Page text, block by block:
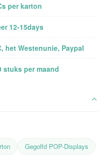
per karton
12-15days
het Westenunie, Paypal
stuks per maand
Gegolfd POP-Displays